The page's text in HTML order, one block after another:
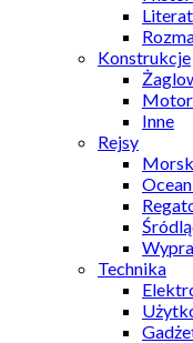
Konstrukcje
Inne
Rejsy
Technika